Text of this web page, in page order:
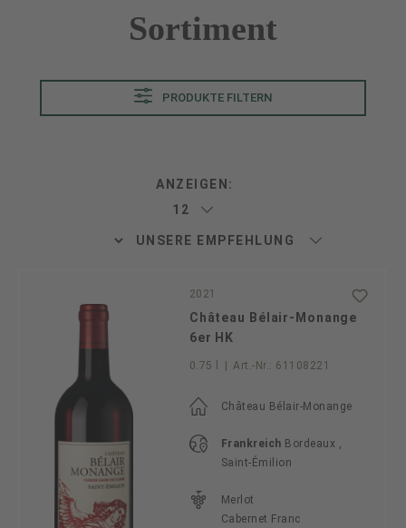
Sortiment
PRODUKTE FILTERN
ANZEIGEN:
2021
Château Bélair-Monange
6er HK
0.75 l Art.-Nr.: 61108221
Château Bélair-Monange
Frankreich Bordeaux ,
Saint-Émilion
Merlot
Cabernet Franc